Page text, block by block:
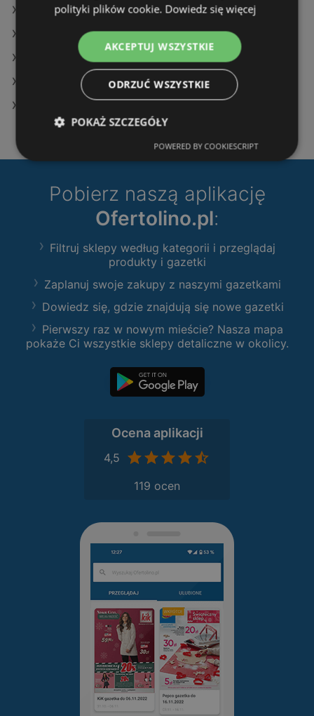
Oferty POLOmarket
Oferty Eurocash
Oferty Stokrotka
Oferty SPAR
Pobierz naszą aplikację
Ofertolino.pl:
Filtruj sklepy według kategorii i przeglądaj
produkty i gazetki
Zaplanuj swoje zakupy z naszymi gazetkami
Dowiedz się, gdzie znajdują się nowe gazetki
Pierwszy raz w nowym mieście? Nasza mapa
pokaże Ci wszystkie sklepy detaliczne w okolicy.
Ocena aplikacji
4,5
119 ocen
polityki plików cookie. Dowiedz się więcej
AKCEPTUJ WSZYSTKIE
ODRZUĆ WSZYSTKIE
POKAŻ SZCZEGÓŁY
POWERED BY COOKIESCRIPT